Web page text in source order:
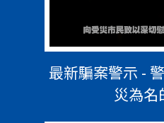
最新騙案警示 -
災為名